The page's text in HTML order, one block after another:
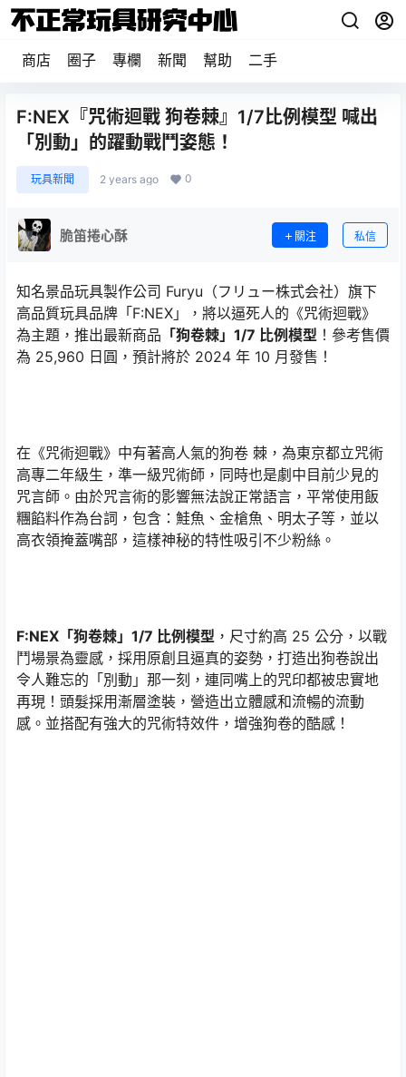
商店 圈子 專欄 新聞 幫助 二手
F:NEX『咒術迴戰 狗卷棘』1/7比例模型 喊出
「別動」的躍動戰鬥姿態！
玩具新聞 2 years ago 0
脆笛捲心酥 關注 私信
知名景品玩具製作公司 Furyu（フリュー株式会社）旗下
高品質玩具品牌「F:NEX」，將以逼死人的《咒術迴戰》
為主題，推出最新商品 「狗卷棘」1/7 比例模型 ！參考售價
為 25,960 日圓，預計將於 2024 年 10 月發售！
在《咒術迴戰》中有著高人氣的狗卷 棘，為東京都立咒術
高專二年級生，準一級咒術師，同時也是劇中目前少見的
咒言師。由於咒言術的影響無法說正常語言，平常使用飯
糰餡料作為台詞，包含：鮭魚、金槍魚、明太子等，並以
高衣領掩蓋嘴部，這樣神秘的特性吸引不少粉絲。
F:NEX「狗卷棘」1/7 比例模型 ，尺寸約高 25 公分，以戰
鬥場景為靈感，採用原創且逼真的姿勢，打造出狗卷說出
令人難忘的「別動」那一刻，連同嘴上的咒印都被忠實地
再現！頭髮採用漸層塗裝，營造出立體感和流暢的流動
感。並搭配有強大的咒術特效件，增強狗卷的酷感！